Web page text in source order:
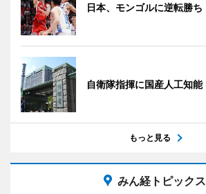
日本、モンゴルに逆転勝ち
自衛隊指揮に国産人工知能
もっと見る
みん経トピックス